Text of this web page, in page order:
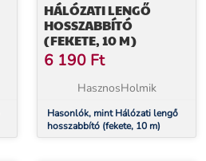
HÁLÓZATI LENGŐ
HOSSZABBÍTÓ
(FEKETE, 10 M)
6 190 Ft
HasznosHolmik
Hasonlók, mint Hálózati lengő
hosszabbító (fekete, 10 m)